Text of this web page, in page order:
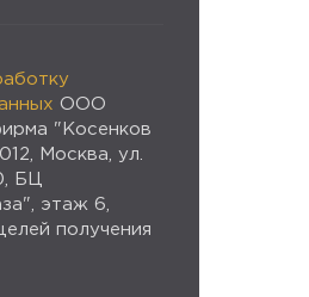
ООО
"Косенков
Москва, ул.
БЦ
этаж 6,
получения